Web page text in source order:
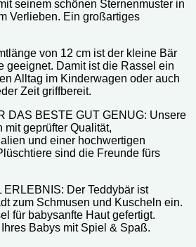
seinem schönen Sternenmuster in
Verlieben. Ein großartiges
von 12 cm ist der kleine Bär
geeignet. Damit ist die Rassel ein
Alltag im Kinderwagen oder auch
Zeit griffbereit.
DAS BESTE GUT GENUG: Unsere
mit geprüfter Qualität,
und einer hochwertigen
sind die Freunde fürs
Der Teddybär ist
zum Schmusen und Kuscheln ein.
für babysanfte Haut gefertigt.
Babys mit Spiel & Spaß.